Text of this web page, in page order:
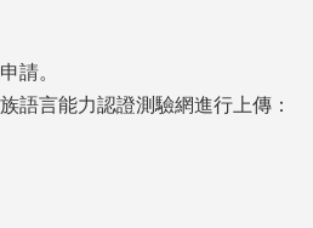
請。
語言能力認證測驗網進行上傳：